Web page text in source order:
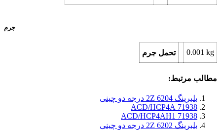
جرم
تحمل جرم 0.001 kg
مطالب مرتبط:
بلبرینگ 6204 2Z درجه دو چینی
71938 ACD/HCP4A
71938 ACD/HCP4AH1
بلبرینگ 6202 2Z درجه دو چینی